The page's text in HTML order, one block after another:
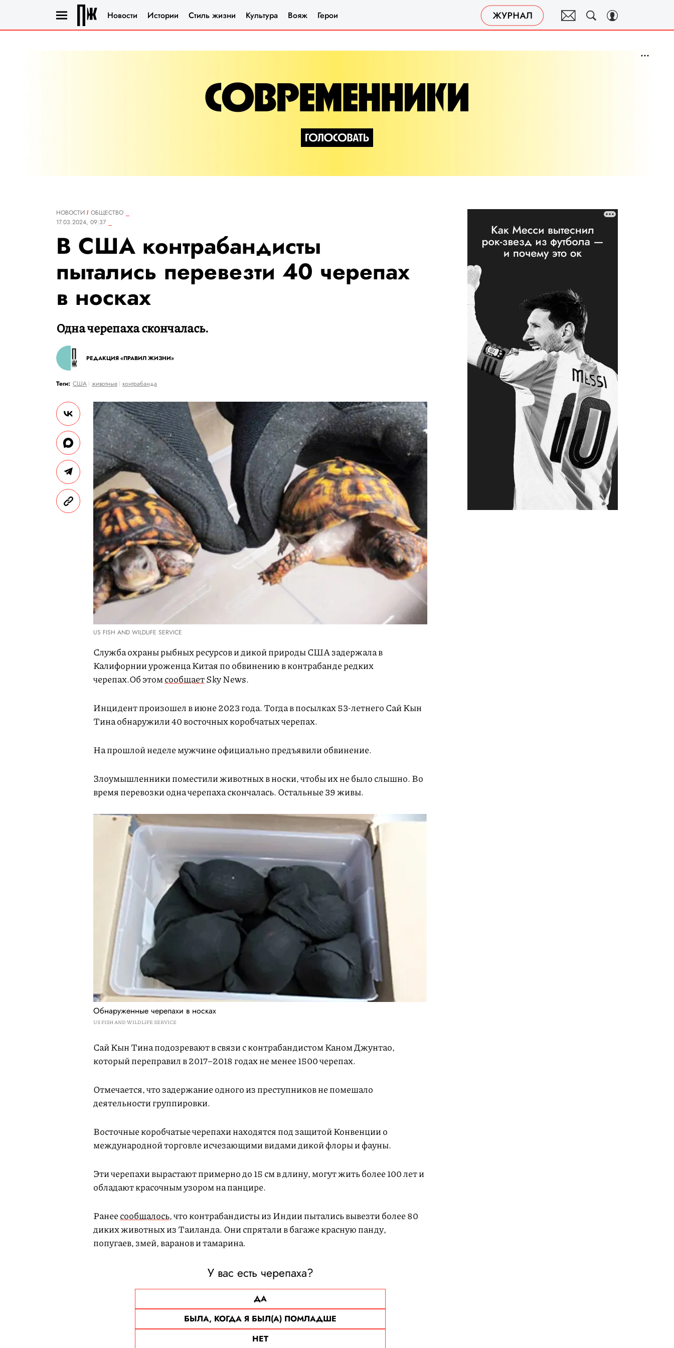
Новости Истории Стиль жизни Культура Вояж Герои
НОВОСТИ
ОБЩЕСТВО
17.03.2024, 09:37
В США контрабандисты
пытались перевезти 40 черепах
в носках
Одна черепаха скончалась.
РЕДАКЦИЯ «ПРАВИЛ ЖИЗНИ»
Теги: США животные контрабанда
US FISH AND WILDLIFE SERVICE
Служба охраны рыбных ресурсов и дикой природы США задержала в
Калифорнии уроженца Китая по обвинению в контрабанде редких
черепах.Об этомсообщаетSky News.
Инцидент произошел в июне 2023 года. Тогда в посылках 53-летнего Сай Кын
Тина обнаружили 40 восточных коробчатых черепах.
На прошлой неделе мужчине официально предъявили обвинение.
Злоумышленники поместили животных в носки, чтобы их не было слышно. Во
время перевозки одна черепаха скончалась. Остальные 39 живы.
Обнаруженные черепахи в носках
US FISH AND WILDLIFE SERVICE
Сай Кын Тина подозревают в связи с контрабандистом Каном Джунтао,
который переправил в 2017–2018 годах не менее 1500 черепах.
Отмечается, что задержание одного из преступников не помешало
деятельности группировки.
Восточные коробчатые черепахи находятся под защитой Конвенции о
международной торговле исчезающими видами дикой флоры и фауны.
Эти черепахи вырастают примерно до 15 см в длину, могут жить более 100 лет и
обладают красочным узором на панцире.
Ранеесообщалось, что контрабандисты из Индии пытались вывезти более 80
диких животных из Таиланда. Они спрятали в багаже красную панду,
попугаев, змей, варанов и тамарина.
У вас есть черепаха?
ДА
БЫЛА, КОГДА Я БЫЛ(А) ПОМЛАДШЕ
НЕТ